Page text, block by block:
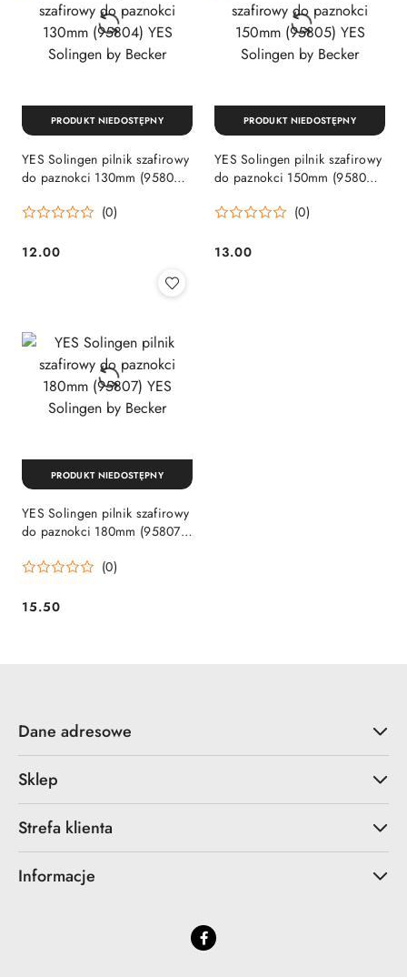
YES Solingen pilnik szafirowy
do paznokci 130mm (95804)
(0)
Cena:
12.00
PRODUKT NIEDOSTĘPNY
YES Solingen pilnik szafirowy
do paznokci 150mm (95805)
(0)
Cena:
13.00
PRODUKT NIEDOSTĘPNY
YES Solingen pilnik szafirowy
do paznokci 180mm (95807)
(0)
Cena:
15.50
PRODUKT NIEDOSTĘPNY
Dane adresowe
Sklep
Strefa klienta
Informacje